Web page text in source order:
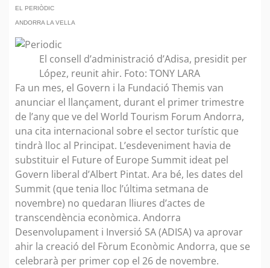
EL PERIÒDIC
ANDORRA LA VELLA
El consell d’administració d’Adisa, presidit per
López, reunit ahir. Foto: TONY LARA
Fa un mes, el Govern i la Fundació Themis van
anunciar el llançament, durant el primer trimestre
de l’any que ve del World Tourism Forum Andorra,
una cita internacional sobre el sector turístic que
tindrà lloc al Principat. L’esdeveniment havia de
substituir el Future of Europe Summit ideat pel
Govern liberal d’Albert Pintat. Ara bé, les dates del
Summit (que tenia lloc l’última setmana de
novembre) no quedaran lliures d’actes de
transcendència econòmica. Andorra
Desenvolupament i Inversió SA (ADISA) va aprovar
ahir la creació del Fòrum Econòmic Andorra, que se
celebrarà per primer cop el 26 de novembre.